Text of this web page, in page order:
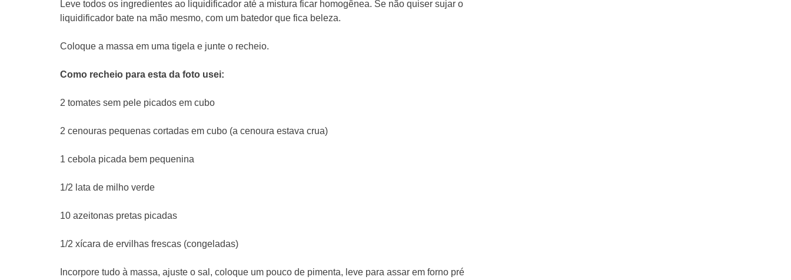
Leve todos os ingredientes ao liquidificador até a mistura ficar homogênea. Se não quiser sujar o
liquidificador bate na mão mesmo, com um batedor que fica beleza.
Coloque a massa em uma tigela e junte o recheio.
Como recheio para esta da foto usei:
2 tomates sem pele picados em cubo
2 cenouras pequenas cortadas em cubo (a cenoura estava crua)
1 cebola picada bem pequenina
1/2 lata de milho verde
10 azeitonas pretas picadas
1/2 xícara de ervilhas frescas (congeladas)
Incorpore tudo à massa, ajuste o sal, coloque um pouco de pimenta, leve para assar em forno pré